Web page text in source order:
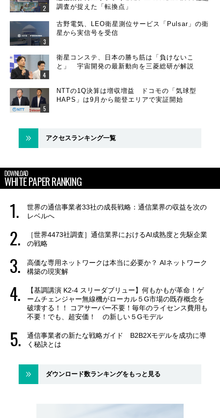
調査が捉えた「転換点」
古野電気、LEO衛星測位サービス「Pulsar」の衛
星から実信号を受信
衛星コンステ、日本の勝ち筋は「負けないこ
と」 宇宙開発の最新動向を三菱総研が解説
NTTの1Q決算は増収増益 ドコモの「気球型
HAPS」は9月から能登エリアで実証開始
アクセスランキング一覧
DOWNLOAD
WHITE PAPER RANKING
世界の通信事業者33社の成長戦略：通信業界の収益を次の
レベルへ
［世界4473社調査］通信業界におけるAI成熟度と先駆企業
の戦略
高価な専用ネットワークは本当に必要か？ AIネットワーク
構築の現実解
【基調講演 K2-4 スリーダブリュー】何もかもが革命！ゲ
ームチェンジャー無線機がローカル５G市場の既存概念を
破壊する！！ コアサーバー不要！毎年のライセンス費用も
不要！でも、超安価！ の新しい５Gモデル
通信事業者の新たな戦略ガイド B2B2Xモデルを成功に導
く秘訣とは
ダウンロード数ランキングをもっと見る